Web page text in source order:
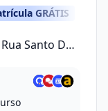
GRÁTIS
Santo De